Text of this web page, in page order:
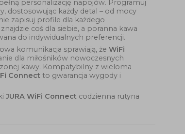
personalizację napojów. Programuj
dostosowując każdy detal – od mocy
zapisuj profile dla każdego
coś dla siebie, a poranna kawa
do indywidualnych preferencji.
komunikacja sprawiają, że WiFi
dla miłośników nowoczesnych
kawy. Kompatybilny z wieloma
Connect to gwarancja wygody i
JURA WiFi Connect codzienna rutyna